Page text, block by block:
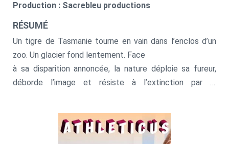
Production : Sacrebleu productions
RÉSUMÉ
Un tigre de Tasmanie tourne en vain dans l’enclos d’un
zoo. Un glacier fond lentement. Face
à sa disparition annoncée, la nature déploie sa fureur,
déborde l’image et résiste à l’extinction par la